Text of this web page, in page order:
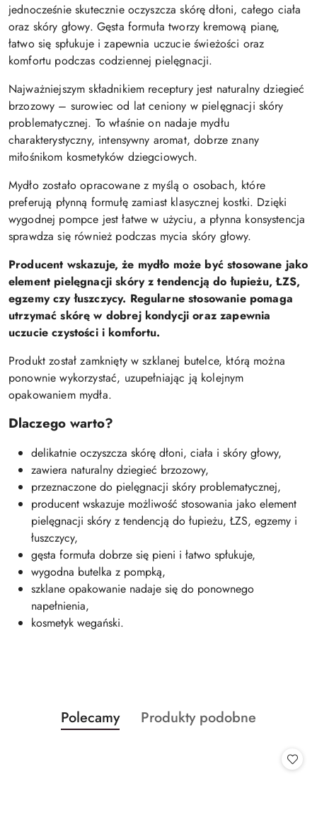
jednocześnie skutecznie oczyszcza skórę dłoni, całego ciała
oraz skóry głowy. Gęsta formuła tworzy kremową pianę,
łatwo się spłukuje i zapewnia uczucie świeżości oraz
komfortu podczas codziennej pielęgnacji.
Najważniejszym składnikiem receptury jest naturalny dziegieć
brzozowy – surowiec od lat ceniony w pielęgnacji skóry
problematycznej. To właśnie on nadaje mydłu
charakterystyczny, intensywny aromat, dobrze znany
miłośnikom kosmetyków dziegciowych.
Mydło zostało opracowane z myślą o osobach, które
preferują płynną formułę zamiast klasycznej kostki. Dzięki
wygodnej pompce jest łatwe w użyciu, a płynna konsystencja
sprawdza się również podczas mycia skóry głowy.
Producent wskazuje, że mydło może być stosowane jako
element pielęgnacji skóry z tendencją do łupieżu, ŁZS,
egzemy czy łuszczycy. Regularne stosowanie pomaga
utrzymać skórę w dobrej kondycji oraz zapewnia
uczucie czystości i komfortu.
Produkt został zamknięty w szklanej butelce, którą można
ponownie wykorzystać, uzupełniając ją kolejnym
opakowaniem mydła.
Dlaczego warto?
delikatnie oczyszcza skórę dłoni, ciała i skóry głowy,
zawiera naturalny dziegieć brzozowy,
przeznaczone do pielęgnacji skóry problematycznej,
producent wskazuje możliwość stosowania jako element
pielęgnacji skóry z tendencją do łupieżu, ŁZS, egzemy i
łuszczycy,
gęsta formuła dobrze się pieni i łatwo spłukuje,
wygodna butelka z pompką,
szklane opakowanie nadaje się do ponownego
napełnienia,
kosmetyk wegański.
Pomiń karuzelę produktów
Produkty
o
Polecamy
Produkty
Produkty podobne